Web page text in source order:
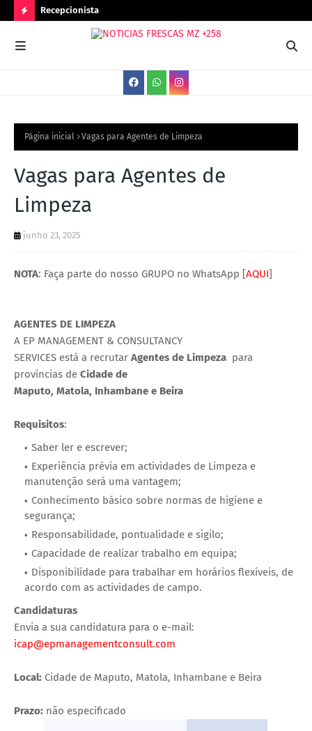
O
V
G
Recepcionista
Página inicial Vagas para Agentes de Limpeza
Vagas para Agentes de
Limpeza
junho 23, 2025
NOTA: Faça parte do nosso GRUPO no WhatsApp [AQUI]
AGENTES DE LIMPEZA
A EP MANAGEMENT & CONSULTANCY
SERVICES está a recrutar Agentes de Limpeza para
províncias de Cidade de
Maputo, Matola, Inhambane e Beira
Requisitos:
Saber ler e escrever;
Experiência prévia em actividades de Limpeza e
manutenção será uma vantagem;
Conhecimento básico sobre normas de higiene e
segurança;
Responsabilidade, pontualidade e sigilo;
Capacidade de realizar trabalho em equipa;
Disponibilidade para trabalhar em horários flexíveis, de
acordo com as actividades de campo.
Candidaturas
Envia a sua candidatura para o e-mail:
icap@epmanagementconsult.com
Local: Cidade de Maputo, Matola, Inhambane e Beira
Prazo: não especificado